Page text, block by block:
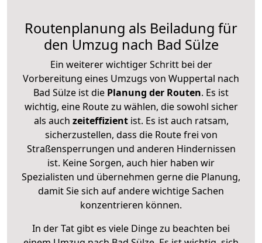
Routenplanung als Beiladung für
den Umzug nach Bad Sülze
Ein weiterer wichtiger Schritt bei der
Vorbereitung eines Umzugs von Wuppertal nach
Bad Sülze ist die Planung der Routen. Es ist
wichtig, eine Route zu wählen, die sowohl sicher
als auch zeiteffizientist. Es ist auch ratsam,
sicherzustellen, dass die Route frei von
Straßensperrungen und anderen Hindernissen
ist. Keine Sorgen, auch hier haben wir
Spezialisten und übernehmen gerne die Planung,
damit Sie sich auf andere wichtige Sachen
konzentrieren können.
In der Tat gibt es viele Dinge zu beachten bei